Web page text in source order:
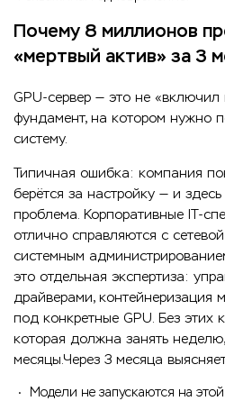
Почему 8 миллионов
«мертвый актив» за 3
GPU-сервер — это не «включил
фундамент, на котором нужно
систему.
Типичная ошибка: компания
берётся за настройку — и
проблема. Корпоративные IT-
отлично справляются с
системным
это отдельная экспертиза:
драйверами, контейнеризация
под конкретные GPU. Без этих
которая должна занять
месяцы.Через 3 месяца
Модели не запускаются на